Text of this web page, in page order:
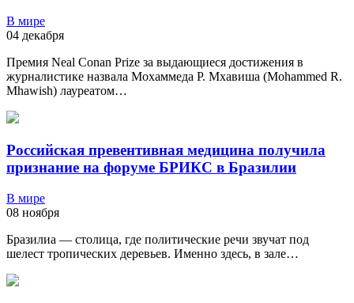
В мире
04 декабря
Премия Neal Conan Prize за выдающиеся достижения в
журналистике назвала Мохаммеда Р. Мхавиша (Mohammed R.
Mhawish) лауреатом…
Российская превентивная медицина получила
признание на форуме БРИКС в Бразилии
В мире
08 ноября
Бразилиа — столица, где политические речи звучат под
шелест тропических деревьев. Именно здесь, в зале…